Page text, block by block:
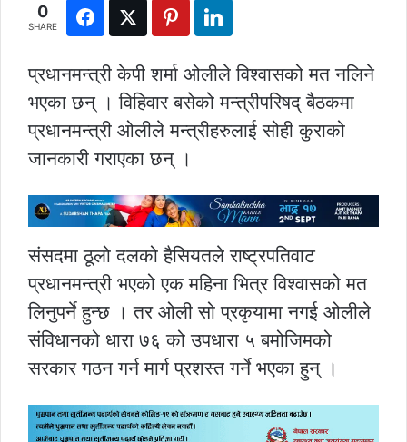
0
SHARE
प्रधानमन्त्री केपी शर्मा ओलीले विश्वासको मत नलिने
भएका छन् । विहिवार बसेको मन्त्रीपरिषद् बैठकमा
प्रधानमन्त्री ओलीले मन्त्रीहरुलाई सोही कुराको
जानकारी गराएका छन् ।
संसदमा ठूलो दलको हैसियतले राष्ट्रपतिवाट
प्रधानमन्त्री भएको एक महिना भित्र विश्वासको मत
लिनुपर्ने हुन्छ । तर ओली सो प्रकृयामा नगई ओलीले
संविधानको धारा ७६ को उपधारा ५ बमोजिमको
सरकार गठन गर्न मार्ग प्रशस्त गर्ने भएका हुन् ।